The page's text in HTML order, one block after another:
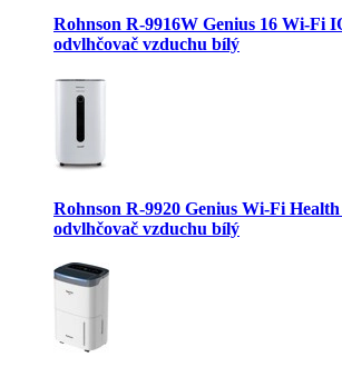
Rohnson R-9916W Genius 16 Wi-Fi
odvlhčovač vzduchu bílý
Rohnson R-9920 Genius Wi-Fi
odvlhčovač vzduchu bílý